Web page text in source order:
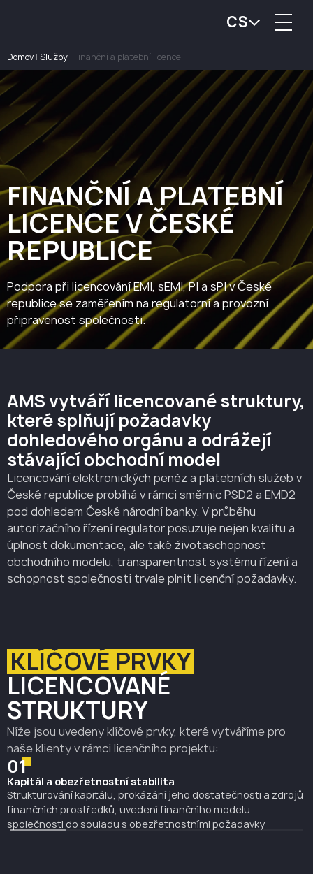
CS
Domov | Služby | Finanční a platební licence
FINANČNÍ A PLATEBNÍ
LICENCE V ČESKÉ
REPUBLICE
Podpora při licencování EMI, sEMI, PI a sPI v České
republice se zaměřením na regulatorní a provozní
připravenost společnosti.
AMS vytváří licencované struktury,
které splňují požadavky
dohledového orgánu a odrážejí
stávající obchodní model
Licencování elektronických peněz a platebních služeb v
České republice probíhá v rámci směrnic PSD2 a EMD2
pod dohledem České národní banky. V průběhu
autorizačního řízení regulator posuzuje nejen kvalitu a
úplnost dokumentace, ale také životaschopnost
obchodního modelu, transparentnost systému řízení a
schopnost společnosti trvale plnit licenční požadavky.
KLÍČOVÉ PRVKY
LICENCOVANÉ
STRUKTURY
Níže jsou uvedeny klíčové prvky, které vytváříme pro
naše klienty v rámci licenčního projektu:
01
Kapitál a obezřetnostní stabilita
Strukturování kapitálu, prokázání jeho dostatečnosti a zdrojů
finančních prostředků, uvedení finančního modelu
společnosti do souladu s obezřetnostními požadavky